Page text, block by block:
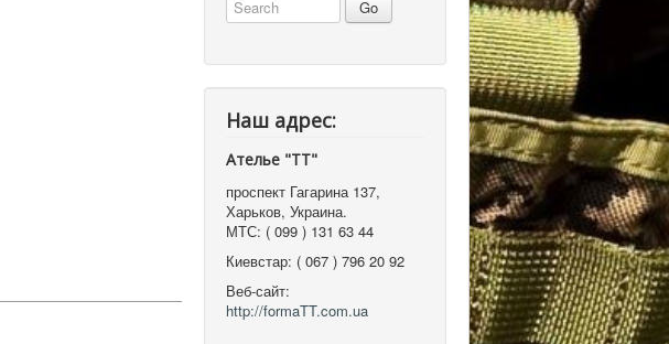
Наш адрес:
Ателье "ТТ"
проспект Гагарина 137,
Харьков, Украина.
МТС: ( 099 ) 131 63 44
Киевстар: ( 067 ) 796 20 92
Веб-сайт:
http://formaTT.com.ua